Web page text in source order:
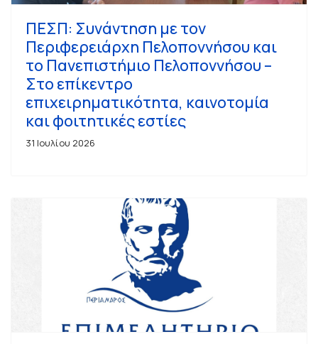
ΠΕΣΠ: Συνάντηση με τον
Περιφερειάρχη Πελοποννήσου και
το Πανεπιστήμιο Πελοποννήσου –
Στο επίκεντρο
επιχειρηματικότητα, καινοτομία
και φοιτητικές εστίες
31 Ιουλίου 2026